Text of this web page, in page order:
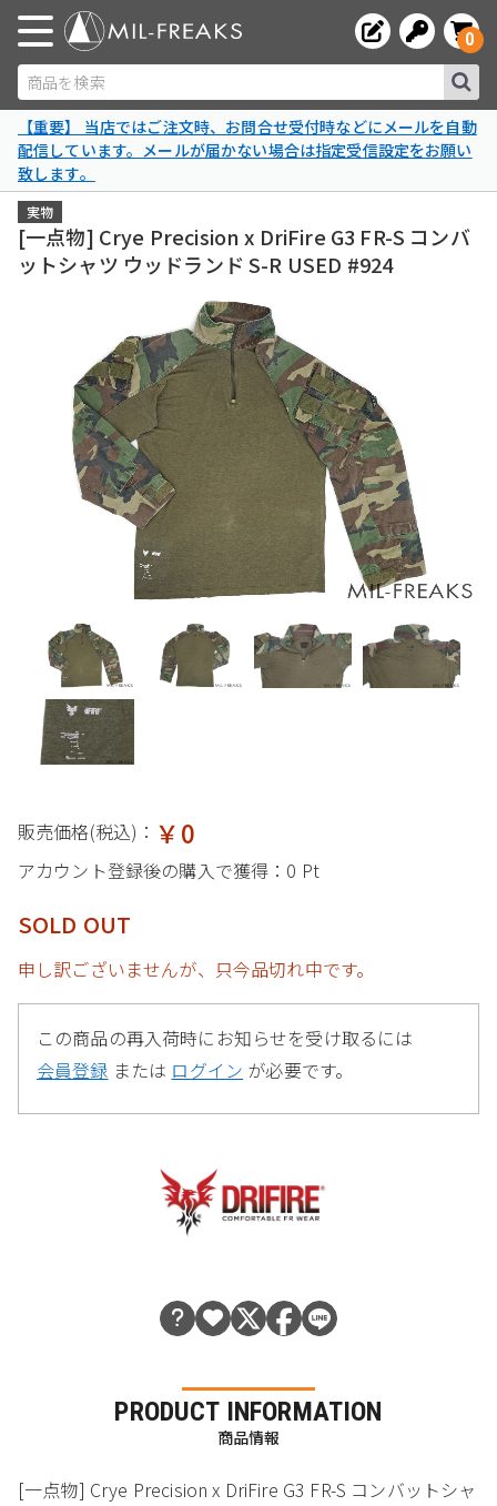
商品を検索
0
【重要】 当店ではご注文時、お問合せ受付時などにメールを自動
配信しています。メールが届かない場合は指定受信設定をお願い
致します。
実物
[一点物] Crye Precision x DriFire G3 FR-S コンバ
ットシャツ ウッドランド S-R USED #924
販売価格(税込)： ￥0
アカウント登録後の購入で獲得： 0 Pt
SOLD OUT
申し訳ございませんが、只今品切れ中です。
この商品の再入荷時にお知らせを受け取るには
会員登録 または ログイン が必要です。
PRODUCT INFORMATION
商品情報
[一点物] Crye Precision x DriFire G3 FR-S コンバットシャ